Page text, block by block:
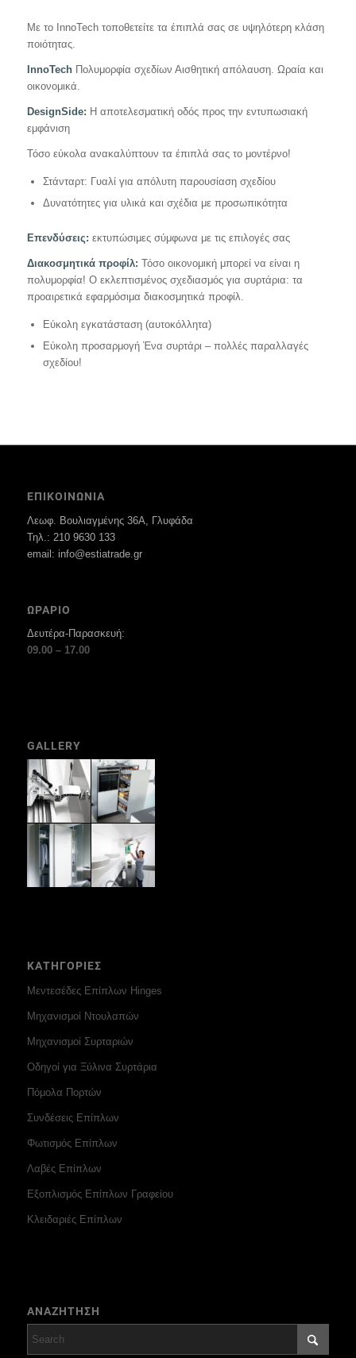
Με το InnoTech τοποθετείτε τα έπιπλά σας σε υψηλότερη κλάση
ποιότητας.
InnoTech Πολυμορφία σχεδίων Αισθητική απόλαυση. Ωραία και
οικονομικά.
DesignSide: Η αποτελεσματική οδός προς την εντυπωσιακή
εμφάνιση
Τόσο εύκολα ανακαλύπτουν τα έπιπλά σας το μοντέρνο!
Στάνταρτ: Γυαλί για απόλυτη παρουσίαση σχεδίου
Δυνατότητες για υλικά και σχέδια με προσωπικότητα
Επενδύσεις: εκτυπώσιμες σύμφωνα με τις επιλογές σας
Διακοσμητικά προφίλ: Τόσο οικονομική μπορεί να είναι η
πολυμορφία! Ο εκλεπτισμένος σχεδιασμός για συρτάρια: τα
προαιρετικά εφαρμόσιμα διακοσμητικά προφίλ.
Εύκολη εγκατάσταση (αυτοκόλλητα)
Εύκολη προσαρμογή Ένα συρτάρι – πολλές παραλλαγές
σχεδίου!
ΕΠΙΚΟΙΝΩΝΙΑ
Λεωφ. Βουλιαγμένης 36Α, Γλυφάδα
Τηλ.: 210 9630 133
email: info@estiatrade.gr
ΩΡΑΡΙΟ
Δευτέρα-Παρασκευή:
09.00 – 17.00
GALLERY
ΚΑΤΗΓΟΡΙΕΣ
Μεντεσέδες Επίπλων Hinges
Μηχανισμοί Ντουλαπών
Μηχανισμοί Συρταριών
Οδηγοί για Ξύλινα Συρτάρια
Πόμολα Πορτών
Συνδέσεις Επίπλων
Φωτισμός Επίπλων
Λαβές Επίπλων
Εξοπλισμός Επίπλων Γραφείου
Κλειδαριές Επίπλων
ΑΝΑΖΗΤΗΣΗ